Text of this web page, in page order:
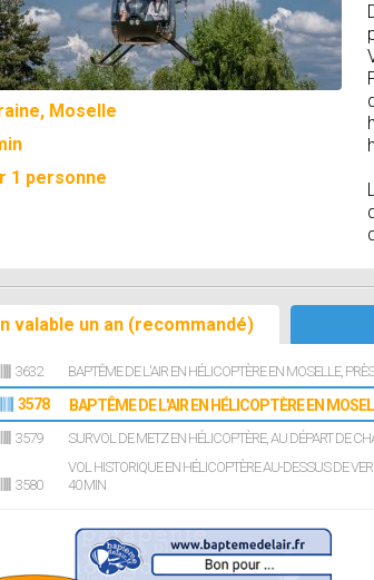
Moselle
1 personne
valable un an (recommandé)
3632 BAPTÊME DE L'AIR EN HÉLICOPTÈRE EN MOSELLE,
3578 BAPTÊME DE L'AIR EN HÉLICOPTÈRE EN
3579 SURVOL DE METZ EN HÉLICOPTÈRE, AU DÉPART DE
3580
VOL HISTORIQUE EN HÉLICOPTÈRE AU-DESSUS DE
40 MIN